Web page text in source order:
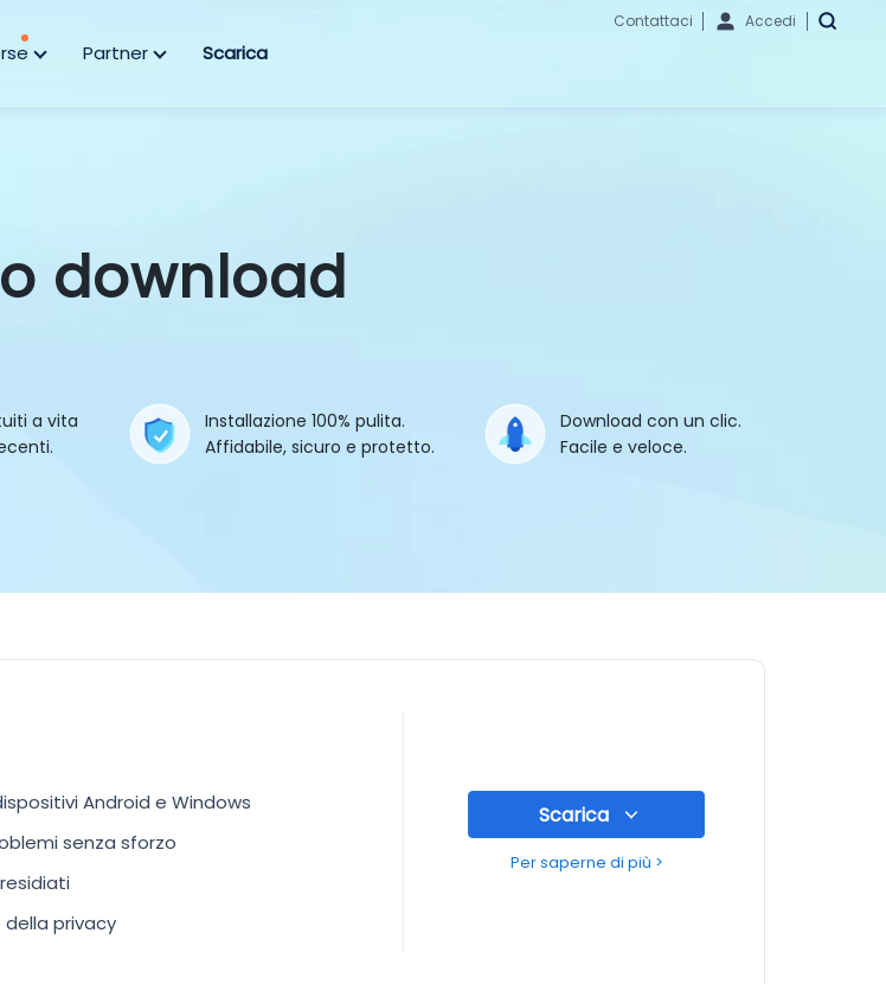
Partner Scarica
Contattaci Accedi
download
a vita
Installazione 100% pulita.
Affidabile, sicuro e protetto.
Download con un clic.
Facile e veloce.
Android e Windows
senza sforzo
privacy
Scarica
Per saperne di più >